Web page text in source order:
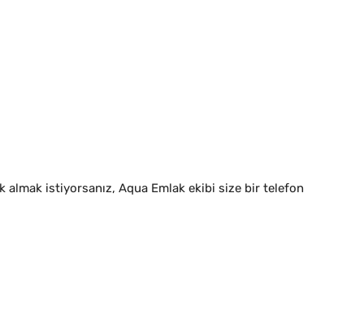
almak istiyorsanız, Aqua Emlak ekibi size bir telefon